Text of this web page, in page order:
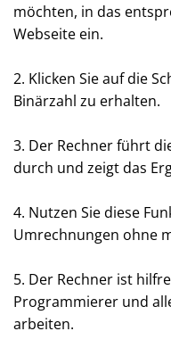
möchten, in das
Webseite ein.
2. Klicken Sie auf die
Binärzahl zu erhalten.
3. Der Rechner führt
durch und zeigt das
4. Nutzen Sie diese
Umrechnungen ohne
5. Der Rechner ist
Programmierer und
arbeiten.